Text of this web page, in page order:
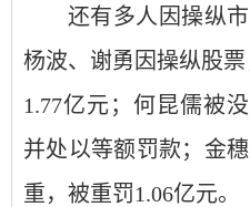
还有多人因操纵
杨波、谢勇因操纵股票
1.77亿元；何昆儒被
并处以等额罚款；金
重，被重罚1.06亿元。